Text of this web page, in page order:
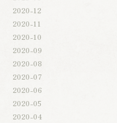
2020-12
2020-11
2020-10
2020-09
2020-08
2020-07
2020-06
2020-05
2020-04